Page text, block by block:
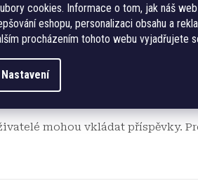
cookies. Informace o tom, jak náš
eshopu, personalizaci obsahu a
procházením tohoto webu vyjadřujete
Nastavení
příspěvek k této položce.
mohou vkládat příspěvky.